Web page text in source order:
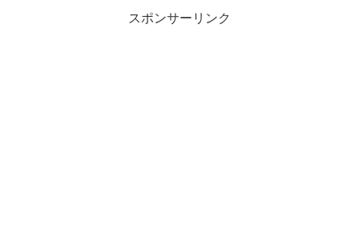
スポンサーリンク